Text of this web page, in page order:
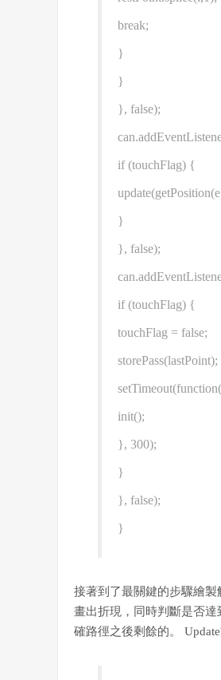
break;
}
}
}, false);
if (touchFlag) {
}
}, false);
if (touchFlag) {
touchFlag = false;
storePass(lastPoint);
init();
}, 300);
}
}, false);
}
接著到了最關鍵的步驟繪製
畫出折現，同時判斷是否達
確路徑之後剩餘的。 Update